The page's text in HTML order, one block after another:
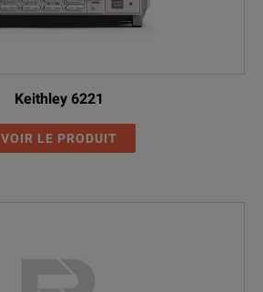
Keithley 6221
VOIR LE PRODUIT